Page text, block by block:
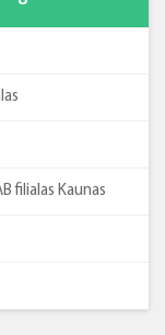
filialas Kaunas